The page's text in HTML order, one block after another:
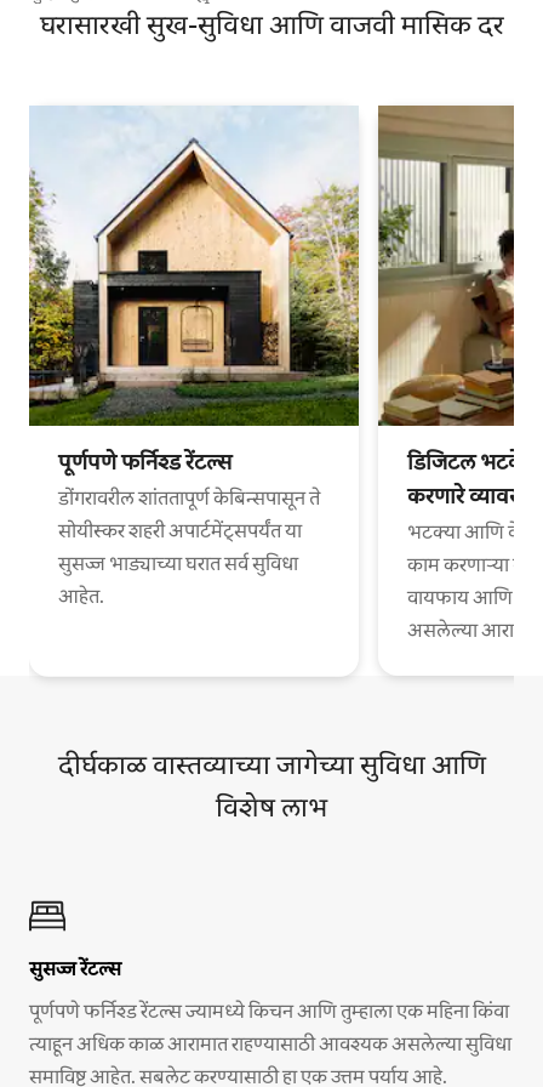
घरासारखी सुख-सुविधा आणि वाजवी मासिक दर
पूर्णपणे फर्निश्ड रेंटल्स
डोंगरावरील शांततापूर्ण केबिन्सपासून ते
सोयीस्कर शहरी अपार्टमेंट्सपर्यंत या
सुसज्ज भाड्याच्या घरात सर्व सुविधा
आहेत.
डिजिटल भटके
करणारे
भटक्या आणि
काम करणाऱ्या
वायफाय आणि
असलेल्या
दीर्घकाळ वास्तव्याच्या जागेच्या सुविधा आणि
विशेष लाभ
सुसज्ज रेंटल्स
पूर्णपणे फर्निश्ड रेंटल्स ज्यामध्ये किचन आणि तुम्हाला एक महिना किंवा
त्याहून अधिक काळ आरामात राहण्यासाठी आवश्यक असलेल्या सुविधा
समाविष्ट आहेत. सबलेट करण्यासाठी हा एक उत्तम पर्याय आहे.